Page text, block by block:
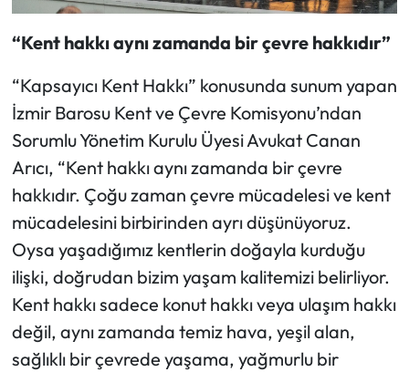
“Kent hakkı aynı zamanda bir çevre hakkıdır”
“Kapsayıcı Kent Hakkı” konusunda sunum yapan
İzmir Barosu Kent ve Çevre Komisyonu’ndan
Sorumlu Yönetim Kurulu Üyesi Avukat Canan
Arıcı, “Kent hakkı aynı zamanda bir çevre
hakkıdır. Çoğu zaman çevre mücadelesi ve kent
mücadelesini birbirinden ayrı düşünüyoruz.
Oysa yaşadığımız kentlerin doğayla kurduğu
ilişki, doğrudan bizim yaşam kalitemizi belirliyor.
Kent hakkı sadece konut hakkı veya ulaşım hakkı
değil, aynı zamanda temiz hava, yeşil alan,
sağlıklı bir çevrede yaşama, yağmurlu bir